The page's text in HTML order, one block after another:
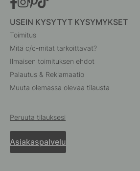
USEIN KYSYTYT KYSYMYKSET
Toimitus
Mitä c/c-mitat tarkoittavat?
Ilmaisen toimituksen ehdot
Palautus & Reklamaatio
Muuta olemassa olevaa tilausta
Peruuta tilauksesi
Asiakaspalvelu